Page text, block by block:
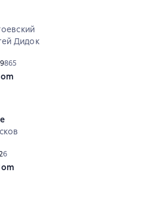
Дидок
рейтинг 4,9 на основе 865 оценок
865
рейтинг 4,2 на основе 6 оценок
6